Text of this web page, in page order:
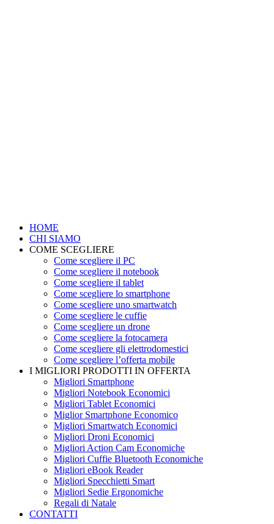
HOME
CHI SIAMO
COME SCEGLIERE
Come scegliere il PC
Come scegliere il notebook
Come scegliere il tablet
Come scegliere lo smartphone
Come scegliere uno smartwatch
Come scegliere le cuffie
Come scegliere un drone
Come scegliere la fotocamera
Come scegliere gli elettrodomestici
Come scegliere l’offerta mobile
I MIGLIORI PRODOTTI IN OFFERTA
Migliori Smartphone
Migliori Notebook Economici
Migliori Tablet Economici
Miglior Smartphone Economico
Migliori Smartwatch Economici
Migliori Droni Economici
Migliori Action Cam Economiche
Migliori Cuffie Bluetooth Economiche
Migliori eBook Reader
Migliori Specchietti Smart
Migliori Sedie Ergonomiche
Regali di Natale
CONTATTI